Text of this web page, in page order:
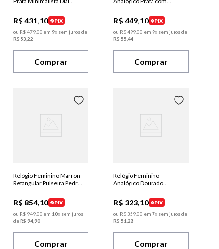
R$ 431,10
PIX
ou R$47900 em 9x sem juros de
R$ 53 22
Comprar
R$ 449,10
PIX
ou R$49900 em 9x sem juros de
R$ 55 44
Comprar
Relógio Feminino Marron
Retangular Pulseira Pedras
R$ 854,10
PIX
ou R$ 94900 em 10x sem juros
deR$ 94 90
Comprar
Relógio Feminino
Analógico Dourado
R$ 323,10
PIX
ou R$35900 em 7x sem juros de
R$ 51 28
Comprar